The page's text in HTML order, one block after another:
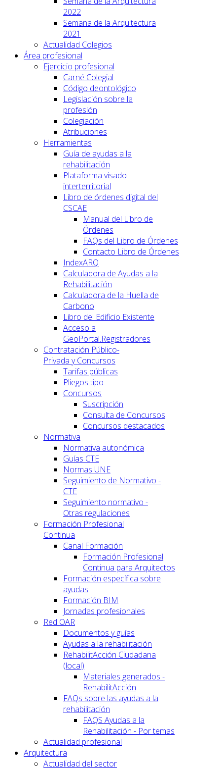
2022
Semana de la Arquitectura
2021
Actualidad Colegios
Área profesional
Ejercicio profesional
Carné Colegial
Código deontológico
Legislación sobre la
profesión
Colegiación
Atribuciones
Herramientas
Guía de ayudas a la
rehabilitación
Plataforma visado
interterritorial
Libro de órdenes digital del
CSCAE
Manual del Libro de
Órdenes
FAQs del Libro de Órdenes
Contacto Libro de Órdenes
IndexARQ
Calculadora de Ayudas a la
Rehabilitación
Calculadora de la Huella de
Carbono
Libro del Edificio Existente
Acceso a
GeoPortal.Registradores
Contratación Público-
Privada y Concursos
Tarifas públicas
Pliegos tipo
Concursos
Suscripción
Consulta de Concursos
Concursos destacados
Normativa
Normativa autonómica
Guías CTE
Normas UNE
Seguimiento de Normativo -
CTE
Seguimiento normativo -
Otras regulaciones
Formación Profesional
Continua
Canal Formación
Formación Profesional
Continua para Arquitectos
Formación específica sobre
ayudas
Formación BIM
Jornadas profesionales
Red OAR
Documentos y guías
Ayudas a la rehabilitación
RehabilitAcción Ciudadana
(local)
Materiales generados -
RehabilitAcción
FAQs sobre las ayudas a la
rehabilitación
FAQS Ayudas a la
Rehabilitación - Por temas
Actualidad profesional
Arquitectura
Actualidad del sector